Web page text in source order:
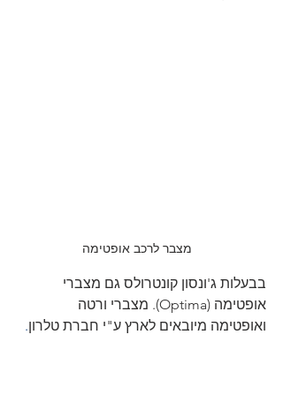
מצבר לרכב אופטימה
בבעלות ג'ונסון קונטרולס גם מצברי
אופטימה (Optima). מצברי ורטה
ואופטימה מיובאים לארץ ע"י חברת טלרון.